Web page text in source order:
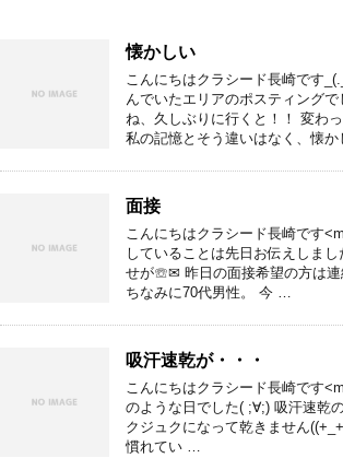
懐かしい
こんにちはクラシード長崎です
んでいたエリアのポスティング
ね、久しぶりに行くと！！ 変わ
私の記憶とそう違いはなく、懐か
面接
こんにちはクラシード長崎です
していることは先日お伝えしま
せが☏✉ 昨日の面接希望の方は連
ちなみに70代男性。 今 …
吸汗速乾が・・・
こんにちはクラシード長崎です
のような日でした( ;∀;) 吸汗速乾
クジュクになって乾きません
慣れてい …